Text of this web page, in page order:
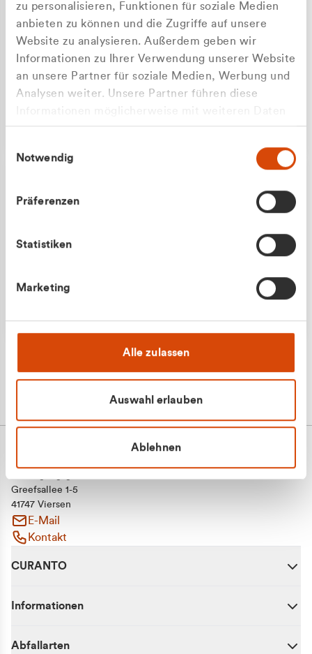
zu personalisieren, Funktionen für soziale Medien
anbieten zu können und die Zugriffe auf unsere
Website zu analysieren. Außerdem geben wir
Informationen zu Ihrer Verwendung unserer Website
an unsere Partner für soziale Medien, Werbung und
Analysen weiter. Unsere Partner führen diese
zusammen, die Sie ihnen bereitgestellt haben oder
gesammelt haben.
Notwendig
Präferenzen
Statistiken
Marketing
Alle zulassen
Auswahl erlauben
Ablehnen
Zu welcher Kundengruppe
Apilash Balanesan
Greefsallee 1-5
41747 Viersen
E-Mail
Kontakt
CURANTO
Informationen
Abfallarten